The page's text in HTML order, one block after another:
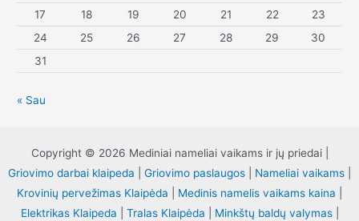
17
18 19 20 21 22
23
24
25 26 27 28 29
30
31
« Sau
Copyright © 2026 Mediniai nameliai vaikams ir jų priedai |
Griovimo darbai klaipeda
Griovimo paslaugos Nameliai vaikams
Krovinių pervežimas Klaipėda
Medinis namelis vaikams kaina
Elektrikas Klaipeda
Tralas Klaipėda Minkštų baldų valymas|